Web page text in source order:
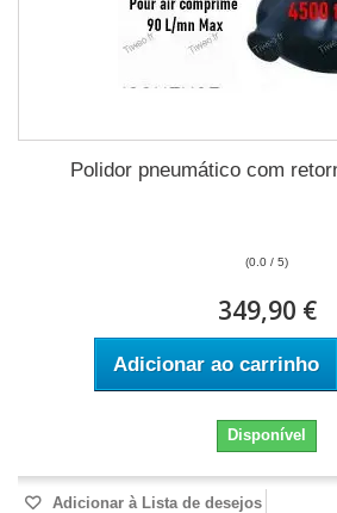
Polidor pneumático com
(0.0 / 5)
349,90 €
Adicionar ao carrinho
Disponível
Adicionar à Lista de desejos